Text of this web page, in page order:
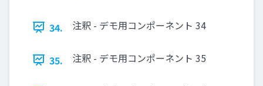
34. 注釈 - デモ用コンポーネント 34
35. 注釈 - デモ用コンポーネント 35